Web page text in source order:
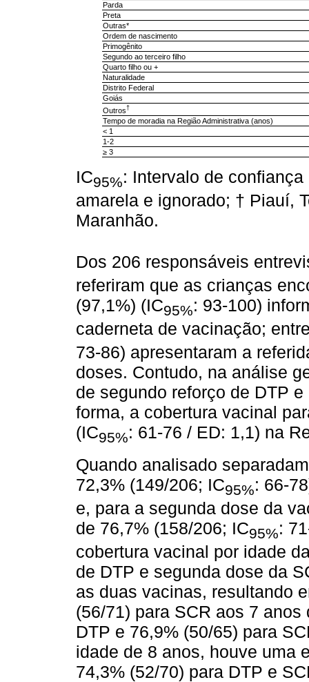
Parda
Preta
Outras*
Ordem de nascimento
Primogênito
Segundo ao terceiro filho
Quarto filho ou +
Naturalidade
Distrito Federal
Goiás
Outros†
Tempo de moradia na Região Administrativa (anos)
< 1
1-2
≥ 3
IC95%: Intervalo de
amarela e ignorado; † Piauí,
Maranhão.
Dos 206 responsáveis
referiram que as crianças
(97,1%) (IC95%: 93-100)
caderneta de vacinação;
73-86) apresentaram a
doses. Contudo, na análise
de segundo reforço de DTP
forma, a cobertura vacinal
(IC95%: 61-76 / ED: 1,1) na
Quando analisado
72,3% (149/206; IC95%: 66-
e, para a segunda dose da
de 76,7% (158/206; IC95%:
cobertura vacinal por idade
de DTP e segunda dose da
as duas vacinas, resultando
(56/71) para SCR aos 7
DTP e 76,9% (50/65) para
idade de 8 anos, houve uma
74,3% (52/70) para DTP e